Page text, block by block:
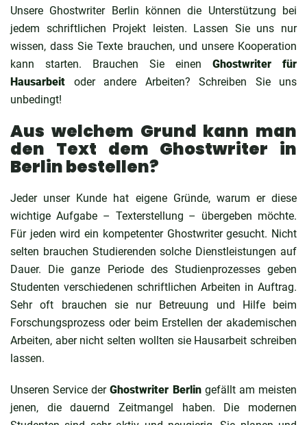
Unsere Ghostwriter Berlin können die Unterstützung bei
jedem schriftlichen Projekt leisten. Lassen Sie uns nur
wissen, dass Sie Texte brauchen, und unsere Kooperation
kann starten. Brauchen Sie einen Ghostwriter für
Hausarbeit oder andere Arbeiten? Schreiben Sie uns
unbedingt!
Aus welchem Grund kann man
den Text dem Ghostwriter in
Berlin bestellen?
Jeder unser Kunde hat eigene Gründe, warum er diese
wichtige Aufgabe – Texterstellung – übergeben möchte.
Für jeden wird ein kompetenter Ghostwriter gesucht. Nicht
selten brauchen Studierenden solche Dienstleistungen auf
Dauer. Die ganze Periode des Studienprozesses geben
Studenten verschiedenen schriftlichen Arbeiten in Auftrag.
Sehr oft brauchen sie nur Betreuung und Hilfe beim
Forschungsprozess oder beim Erstellen der akademischen
Arbeiten, aber nicht selten wollten sie Hausarbeit schreiben
lassen.
Unseren Service derGhostwriter Berlingefällt am meisten
jenen, die dauernd Zeitmangel haben. Die modernen